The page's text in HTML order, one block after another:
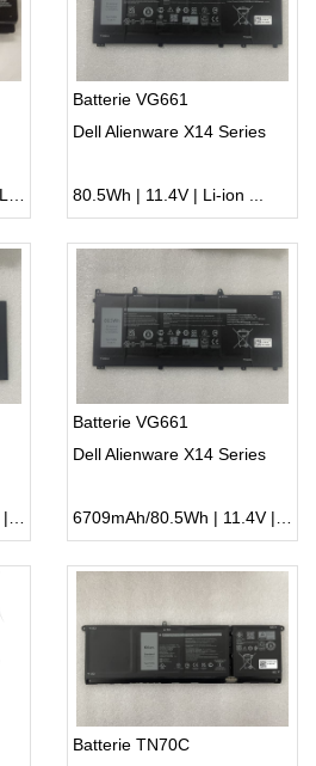
5200mAh/56Wh | 11.1V | Li-ion ...
Batterie VG661
Dell Alienware X14 Series
80.5Wh | 11.4V | Li-ion ...
4123mAh/49.5Wh | 11.4V | Li-ion ...
Batterie VG661
Dell Alienware X14 Series
6709mAh/80.5Wh | 11.4V | Li-ion ...
Batterie TN70C